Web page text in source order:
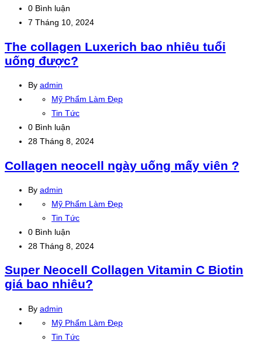
0 Bình luận
7 Tháng 10, 2024
Đọc
tiếp
The collagen Luxerich bao nhiêu tuổi
uống được?
By admin
Mỹ Phẩm Làm Đẹp
Tin Tức
0 Bình luận
28 Tháng 8, 2024
Đọc
Collagen neocell ngày uống mấy viên ?
By admin
Mỹ Phẩm Làm Đẹp
Tin Tức
0 Bình luận
28 Tháng 8, 2024
Đọc
tiếp
Super Neocell Collagen Vitamin C Biotin
giá bao nhiêu?
By admin
Mỹ Phẩm Làm Đẹp
Tin Tức